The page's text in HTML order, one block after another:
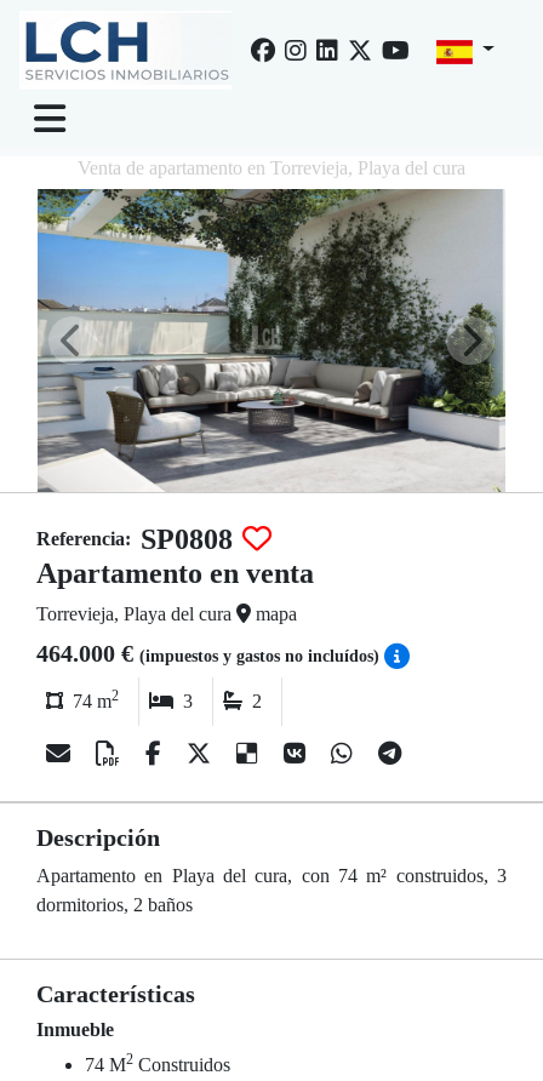
Venta de apartamento en Torrevieja, Playa del cura
Referencia: SP0808
Apartamento en venta
Torrevieja, Playa del cura mapa
464.000 € (impuestos y gastos no incluídos)
74 m2 3 2
Descripción
Apartamento en Playa del cura, con 74 m² construidos, 3
dormitorios, 2 baños
Características
Inmueble
74 M2 Construidos